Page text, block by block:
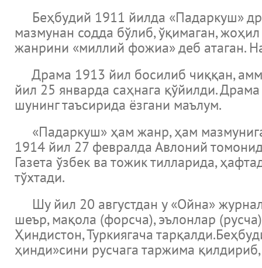
Беҳбудий 1911 йилда «Падаркуш»
мазмунан содда бўлиб, ўқимаган,
жанрини «миллий фожиа» деб атаган.
Драма 1913 йил босилиб чиққан,
йил 25 январда саҳнага қўйилди.
шунинг таъсирида ёзгани маълум.
«Падаркуш» ҳам жанр, ҳам
1914 йил 27 февралда Авлоний
Газета ўзбек ва тожик тилларида,
тўхтади.
Шу йил 20 августдан у «Ойна»
шеър, мақола (форсча), эълонлар
Ҳиндистон, Туркиягача
ҳинди»сини русчага таржима